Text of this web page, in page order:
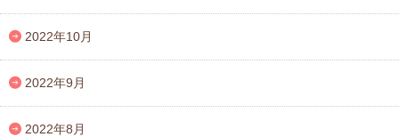
2022年10月
2022年9月
2022年8月